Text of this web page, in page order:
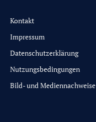
Kontakt
Impressum
Datenschutzerklärung
Nutzungsbedingungen
Bild- und Mediennachweise